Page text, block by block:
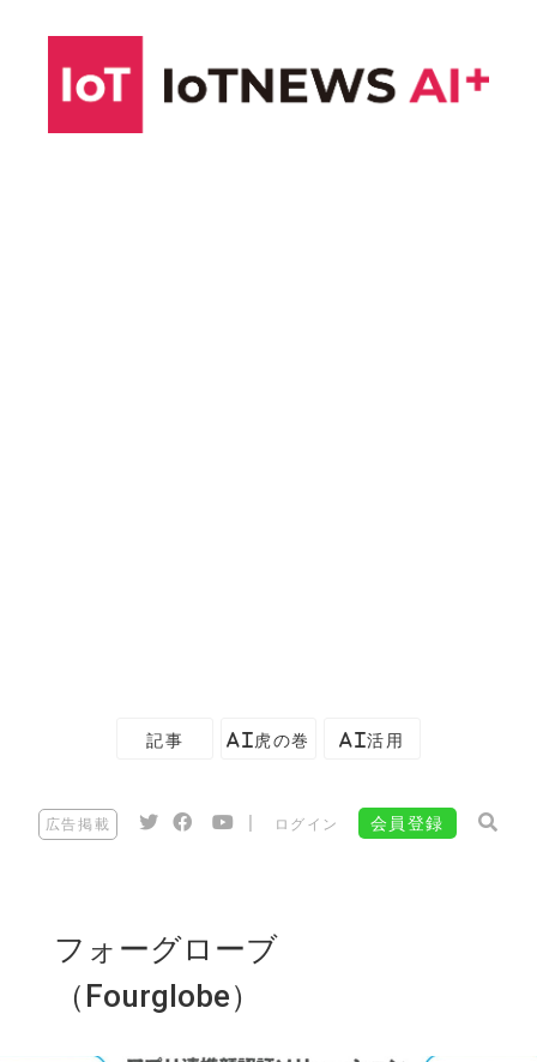
記事 AI虎の巻 AI活用
広告掲載 ログイン 会員登録
フォーグローブ
（Fourglobe）